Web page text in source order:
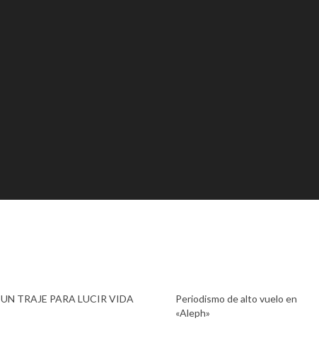
UN TRAJE PARA LUCIR VIDA
Periodismo de alto vuelo en
«Aleph»